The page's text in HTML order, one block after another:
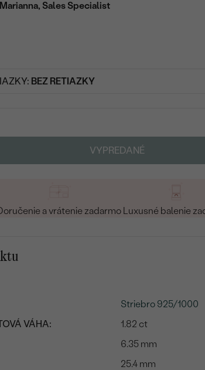
Marianna, Sales Specialist
BEZ RETIAZKY
VYPREDANÉ
a vrátenie zadarmo Luxusné balenie
Striebro 925/1000
VÁHA:
1.82 ct
6.35 mm
25.4 mm